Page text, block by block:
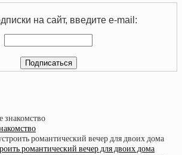
на сайт, введите e-mail:
романтический вечер для двоих дома